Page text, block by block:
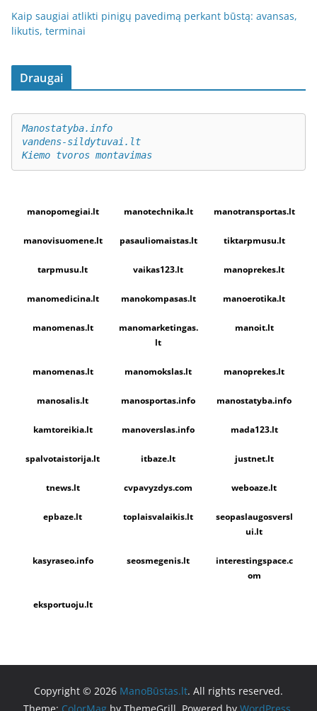
Kaip saugiai atlikti pinigų pavedimą perkant būstą: avansas,
likutis, terminai
Draugai
Manostatyba.info
vandens-sildytuvai.lt
Kiemo tvoros montavimas
manopomegiai.lt manotechnika.lt manotransportas.lt
manovisuomene.lt pasauliomaistas.lt tiktarpmusu.lt
tarpmusu.lt vaikas123.lt manoprekes.lt
manomedicina.lt manokompasas.lt manoerotika.lt
manomenas.lt
manomarketingas.
lt
manoit.lt
manomenas.lt manomokslas.lt manoprekes.lt
manosalis.lt manosportas.info manostatyba.info
kamtoreikia.lt manoverslas.info mada123.lt
spalvotaistorija.lt itbaze.lt justnet.lt
tnews.lt cvpavyzdys.com weboaze.lt
epbaze.lt toplaisvalaikis.lt
seopaslaugosversl
ui.lt
kasyraseo.info seosmegenis.lt
interestingspace.c
om
eksportuoju.lt
Copyright © 2026 ManoBūstas.lt. All rights reserved.